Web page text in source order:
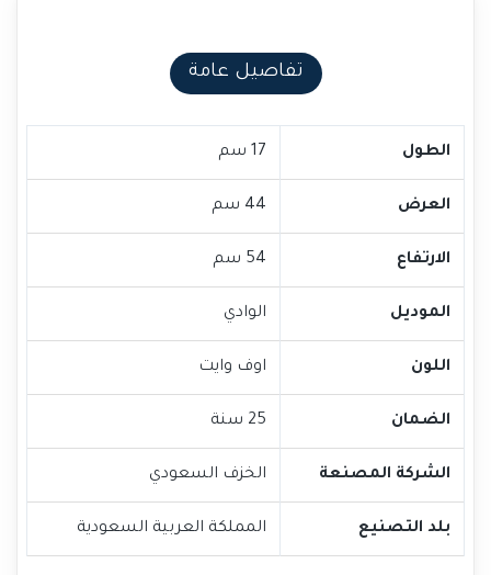
تفاصيل عامة
الطول 17 سم
العرض 44 سم
الارتفاع 54 سم
الموديل الوادي
اللون اوف وايت
الضمان 25 سنة
الشركة المصنعة الخزف السعودي
بلد التصنيع المملكة العربية السعودية